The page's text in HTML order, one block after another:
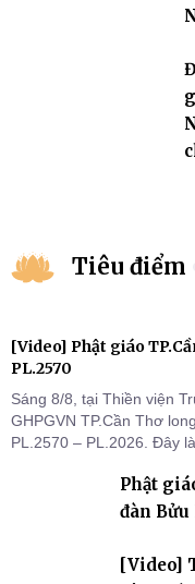
Tiêu điểm
[Video] Phật giáo
PL.2570
Sáng 8/8, tại Thiền viện
GHPGVN TP.Cần Thơ
PL.2570 – PL.2026. Đây
thứ I, thể hiện sự quan
Tăng tài và tiếp nối mạng
Phật
đàn Bửu
[Video]